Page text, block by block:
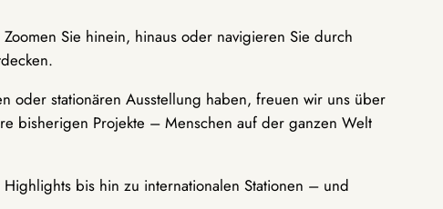
Sie hinein, hinaus oder navigieren Sie durch
oder stationären Ausstellung haben, freuen wir uns über
bisherigen Projekte – Menschen auf der ganzen Welt
bis hin zu internationalen Stationen – und